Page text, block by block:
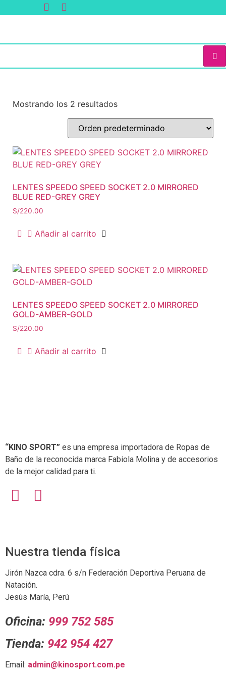
Mostrando los 2 resultados
LENTES SPEEDO SPEED SOCKET 2.0 MIRRORED
BLUE RED-GREY GREY
S/220.00
Añadir al carrito
LENTES SPEEDO SPEED SOCKET 2.0 MIRRORED
GOLD-AMBER-GOLD
S/220.00
Añadir al carrito
“KINO SPORT” es una empresa importadora de Ropas de
Baño de la reconocida marca Fabiola Molina y de accesorios
de la mejor calidad para ti.
Nuestra tienda física
Jirón Nazca cdra. 6 s/n Federación Deportiva Peruana de
Natación.
Jesús María, Perú
Oficina: 999 752 585
Tienda: 942 954 427
Email: admin@kinosport.com.pe